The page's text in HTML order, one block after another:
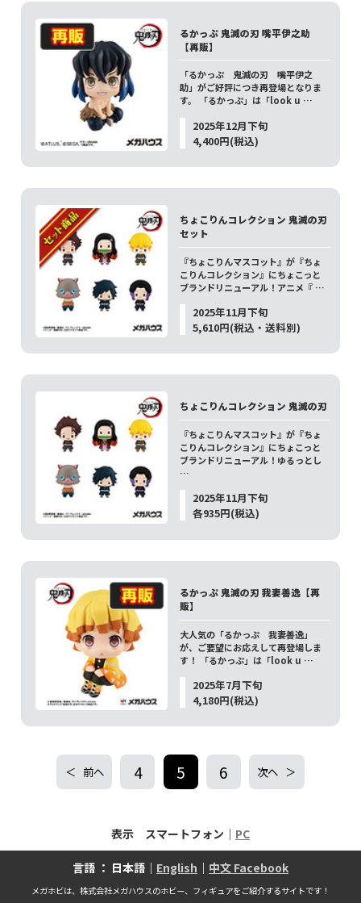
るかっぷ 鬼滅の刃 嘴平伊之助
【再販】
「るかっぷ 鬼滅の刃 嘴平伊之
助」がご好評につき再登場となりま
す。 「るかっぷ」は「look u …
2025年12月下旬
4,400円(税込)
ちょこりんコレクション 鬼滅の刃
セット
『ちょこりんマスコット』が『ちょ
こりんコレクション』にちょこっと
ブランドリニューアル！アニメ『 …
2025年11月下旬
5,610円(税込・送料別)
ちょこりんコレクション 鬼滅の刃
『ちょこりんマスコット』が『ちょ
こりんコレクション』にちょこっと
ブランドリニューアル！ゆるっとし
…
2025年11月下旬
各935円(税込)
るかっぷ 鬼滅の刃 我妻善逸【再
販】
大人気の「るかっぷ 我妻善逸」
が、ご要望にお応えして再登場しま
す！ 「るかっぷ」は「look u …
2025年7月下旬
4,180円(税込)
前へ 4 5 6 次へ
表示 スマートフォン｜ PC
言語 ： 日本語｜ English ｜ 中文 Facebook
メガホビは、株式会社メガハウスのホビー、フィギュアをご紹介するサイトです！